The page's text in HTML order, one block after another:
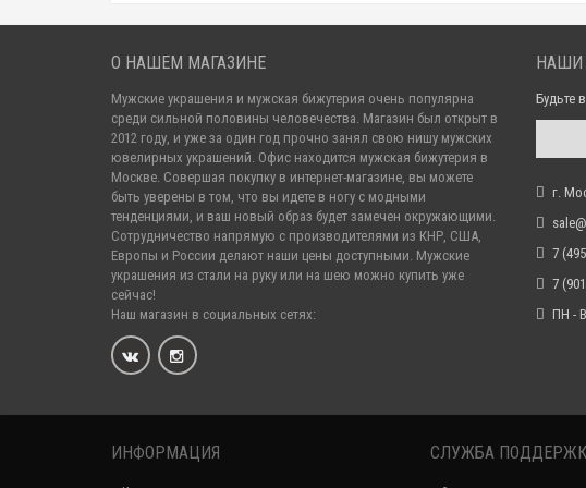
О НАШЕМ МАГАЗИНЕ
Мужские украшения и мужская бижутерия очень популярна
среди сильной половины человечества. Магазин был открыт в
2012 году, и уже за один год прочно занял свою нишу мужских
ювелирных украшений. Офис находится мужская бижутерия в
Москве. Совершая покупку в интернет-магазине, вы можете
быть уверены в том, что вы идете в ногу с модными
тенденциями, и ваш новый образ будет замечен окружающими.
Сотрудничество напрямую с производителями из КНР, США,
Европы и России делают наши цены доступными. Мужские
украшения из стали на руку или на шею можно купить уже
сейчас!
Наш магазин в социальных сетях:
НАШИ
Будьте
г.
7
7
ПН -
ИНФОРМАЦИЯ СЛУЖБА